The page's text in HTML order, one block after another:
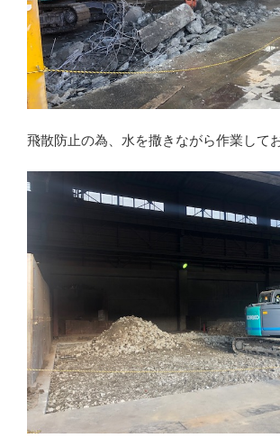
飛散防止の為、水を撒きながら作業して